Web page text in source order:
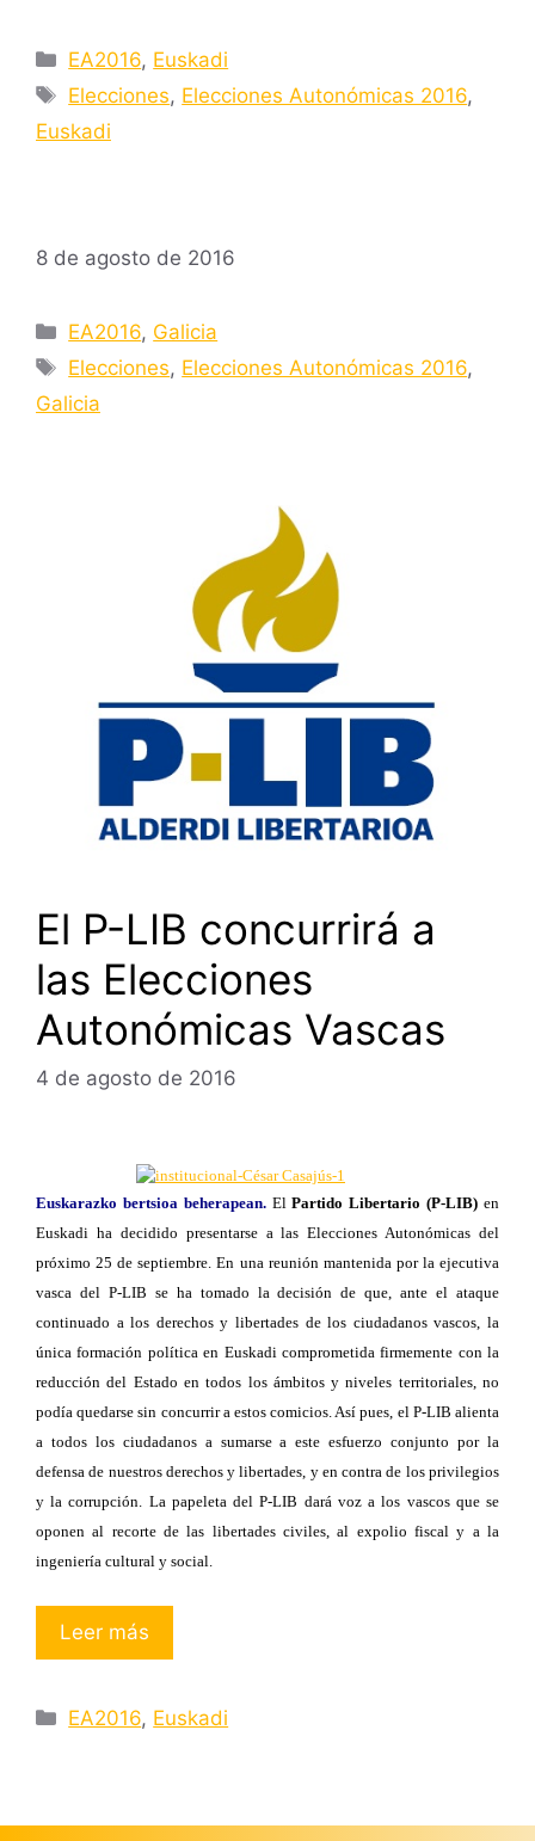
Categorías
EA2016, Euskadi
Etiquetas
Elecciones, Elecciones Autonómicas 2016,
Euskadi
8 de agosto de 2016
Categorías
EA2016, Galicia
Etiquetas
Elecciones, Elecciones Autonómicas 2016,
Galicia
El P-LIB concurrirá a
las Elecciones
Autonómicas Vascas
4 de agosto de 2016
Euskarazko bertsioa beherapean.ElPartido Libertario (P-LIB)en
Euskadi ha decidido presentarse a las Elecciones Autonómicas del
próximo 25 de septiembre. En una reunión mantenida por la ejecutiva
vasca del P-LIB se ha tomado la decisión de que, ante el ataque
continuado a los derechos y libertades de los ciudadanos vascos, la
única formación política en Euskadi comprometida firmemente con la
reducción del Estado en todos los ámbitos y niveles territoriales, no
podía quedarse sin concurrir a estos comicios. Así pues, el P-LIB alienta
a todos los ciudadanos a sumarse a este esfuerzo conjunto por la
defensa de nuestros derechos y libertades, y en contra de los privilegios
y la corrupción. La papeleta del P-LIB dará voz a los vascos que se
oponen al recorte de las libertades civiles, al expolio fiscal y a la
ingeniería cultural y social.
Leer más
Categorías
EA2016, Euskadi